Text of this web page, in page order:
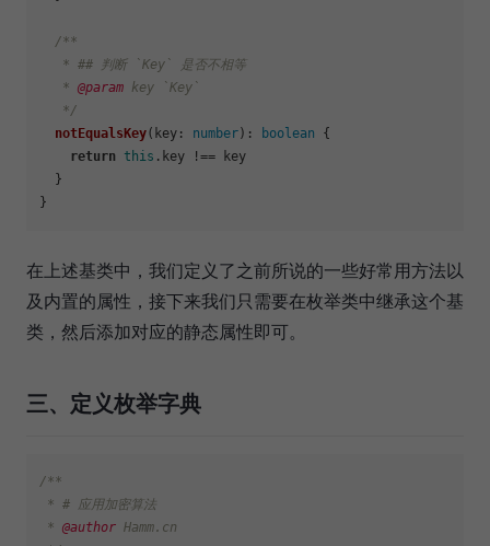
/**
   * ## 判断 `Key` 是否不相等
   *
@param key `Key`
   */
notEqualsKey( key : number ): boolean {
return this . key !== key
  }
在上述基类中，我们定义了之前所说的一些好常用方法以
及内置的属性，接下来我们只需要在枚举类中继承这个基
类，然后添加对应的静态属性即可。
三、定义枚举字典
/**
* # 应用加密算法
* @author Hamm.cn